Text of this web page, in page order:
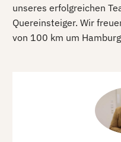
unseres erfolgreichen
Quereinsteiger. Wir
von 100 km um